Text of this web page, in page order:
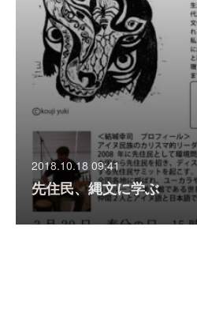
2018.10.18 09:41
先住民、縄文に学ぶ